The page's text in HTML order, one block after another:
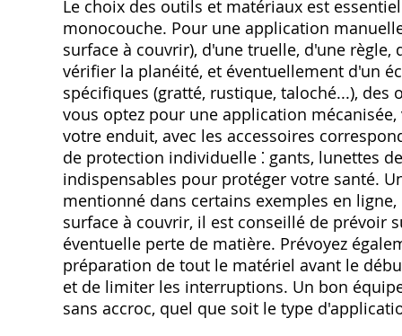
Le choix des outils et matériaux est
monocouche. Pour une application
surface à couvrir), d'une truelle, d'une
vérifier la planéité, et éventuellement d'un
spécifiques (gratté, rustique, taloché...),
vous optez pour une application
votre enduit, avec les accessoires
de protection individuelle ⁚ gants, lunettes
indispensables pour protéger votre santé.
mentionné dans certains exemples en
surface à couvrir, il est conseillé de prévoir
éventuelle perte de matière. Prévoyez
préparation de tout le matériel avant le
et de limiter les interruptions. Un bon
sans accroc, quel que soit le type